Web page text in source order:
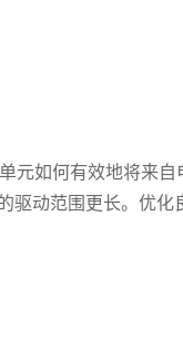
元如何有效地将来
驱动范围更长。优